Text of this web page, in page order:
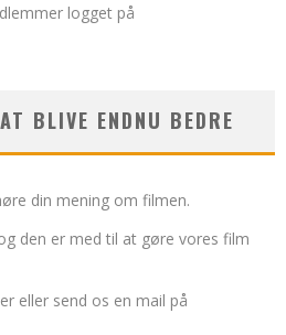
logget på
BLIVE ENDNU BEDRE
din mening om filmen.
den er med til at gøre vores film
eller send os en mail på